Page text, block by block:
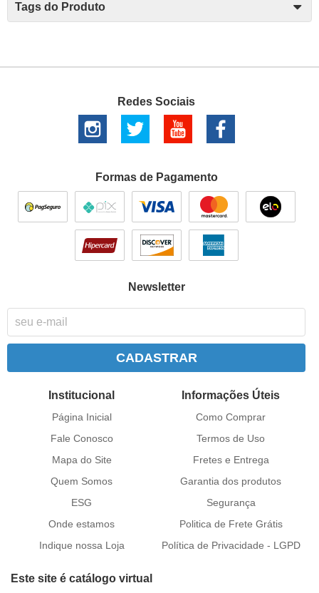
Tags do Produto
Redes Sociais
Formas de Pagamento
Newsletter
CADASTRAR
Institucional
Página Inicial
Fale Conosco
Mapa do Site
Quem Somos
ESG
Onde estamos
Indique nossa Loja
Informações Úteis
Como Comprar
Termos de Uso
Fretes e Entrega
Garantia dos produtos
Segurança
Politica de Frete Grátis
Política de Privacidade - LGPD
Este site é catálogo virtual